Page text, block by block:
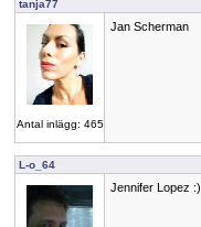
tanja77
Antal inlägg: 465
Jan Scherman
L-o_64
Jennifer Lopez :)